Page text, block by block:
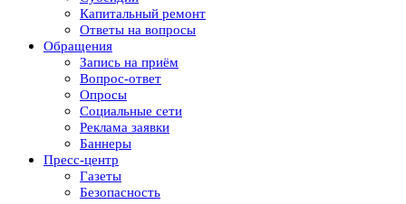
Капитальный ремонт
Ответы на вопросы
Обращения
Запись на приём
Вопрос-ответ
Опросы
Социальные сети
Реклама заявки
Баннеры
Пресс-центр
Газеты
Безопасность